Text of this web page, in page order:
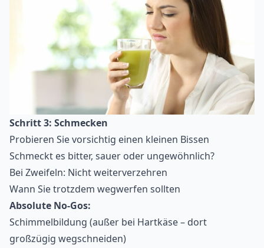
Schritt 3: Schmecken
Probieren Sie vorsichtig einen kleinen Bissen
Schmeckt es bitter, sauer oder ungewöhnlich?
Bei Zweifeln: Nicht weiterverzehren
Wann Sie trotzdem wegwerfen sollten
Absolute No-Gos:
Schimmelbildung (außer bei Hartkäse – dort
großzügig wegschneiden)